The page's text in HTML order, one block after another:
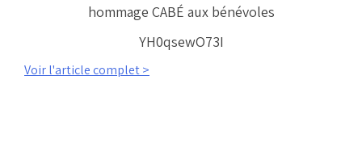
hommage CABÉ aux bénévoles
YH0qsewO73I
Voir l'article complet >